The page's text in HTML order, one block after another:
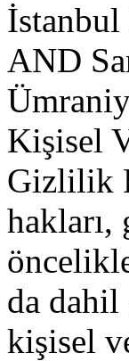
AND
Kişisel
Gizlilik
da dahil
kişisel